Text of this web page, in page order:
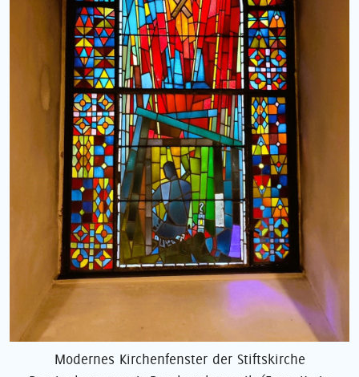
Modernes Kirchenfenster der Stiftskirche